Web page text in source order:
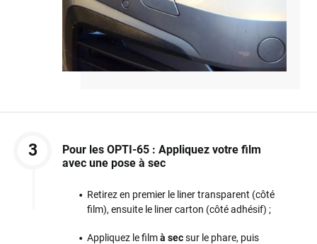
3
Pour les OPTI-65 : Appliquez votre film
avec une pose à sec
Retirez en premier le liner transparent (côté
film), ensuite le liner carton (côté adhésif) ;
Appliquez le filmà secsur le phare, puis